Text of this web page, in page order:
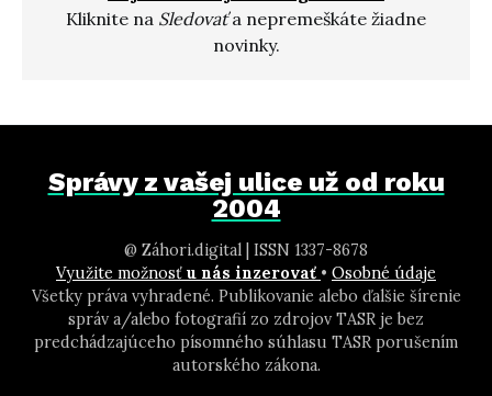
Kliknite na Sledovaťa nepremeškáte žiadne
novinky.
Správy z vašej ulice už od roku
2004
@ Záhori.digital | ISSN 1337-8678
Využite možnosť u nás inzerovať • Osobné údaje
Všetky práva vyhradené. Publikovanie alebo ďalšie šírenie
správ a/alebo fotografií zo zdrojov TASR je bez
predchádzajúceho písomného súhlasu TASR porušením
autorského zákona.